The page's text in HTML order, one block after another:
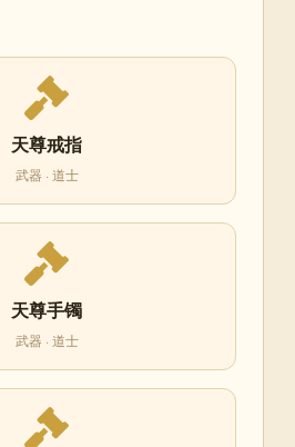
天尊戒指
武器 · 道士
天尊手镯
武器 · 道士